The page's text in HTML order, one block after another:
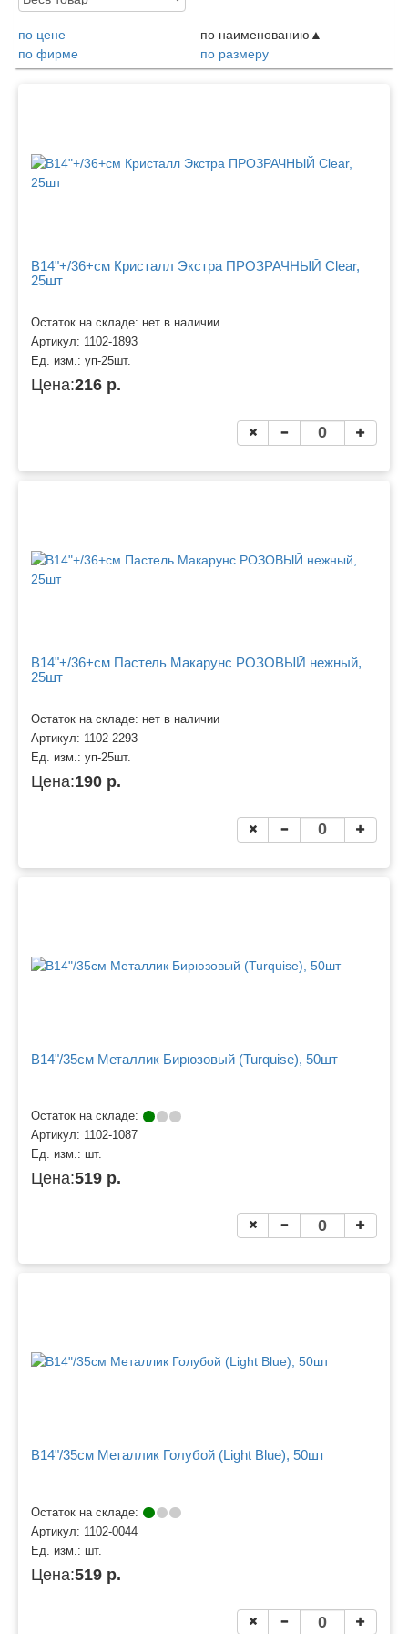
по цене
по наименованию
по фирме
по размеру
B14"+/36+см Кристалл Экстра ПРОЗРАЧНЫЙ Clear,
25шт
Остаток на складе: нет в наличии
Артикул: 1102-1893
Ед. изм.: уп-25шт.
Цена:216 р.
B14"+/36+см Пастель Макарунс РОЗОВЫЙ нежный,
25шт
Остаток на складе: нет в наличии
Артикул: 1102-2293
Ед. изм.: уп-25шт.
Цена:190 р.
B14"/35см Металлик Бирюзовый (Turquise), 50шт
Остаток на складе:
Артикул: 1102-1087
Ед. изм.: шт.
Цена:519 р.
B14"/35см Металлик Голубой (Light Blue), 50шт
Остаток на складе:
Артикул: 1102-0044
Ед. изм.: шт.
Цена:519 р.